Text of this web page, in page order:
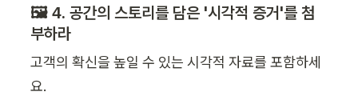
🖼️ 4. 공간의 스토리를 담은 '시각적 증거'를 첨
부하라
고객의 확신을 높일 수 있는 시각적 자료를 포함하세
요.